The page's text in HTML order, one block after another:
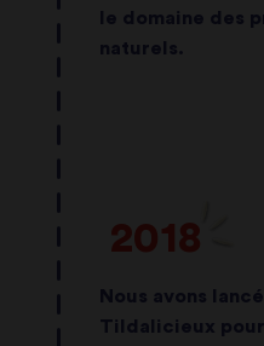
le domaine des
naturels.
2018
Nous avons
Tildalicieux